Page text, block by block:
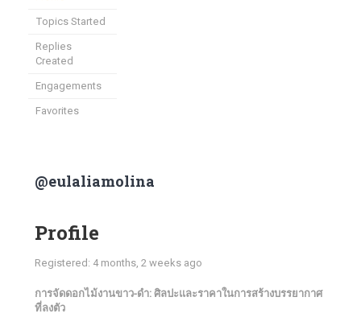
Topics Started
Replies
Created
Engagements
Favorites
@eulaliamolina
Profile
Registered: 4 months, 2 weeks ago
การจัดดอกไม้งานขาว-ดำ: ศิลปะและราคาในการสร้างบรรยากาศ
ที่ลงตัว